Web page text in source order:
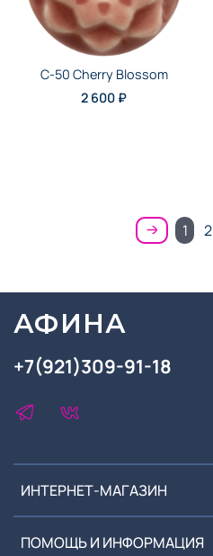
C-50 Cherry Blossom
2 600 ₽
1 2
ИНТЕРНЕТ-МАГАЗИН
ПОМОЩЬ И ИНФОРМАЦИЯ
+7(921)309-91-18
АФИНА